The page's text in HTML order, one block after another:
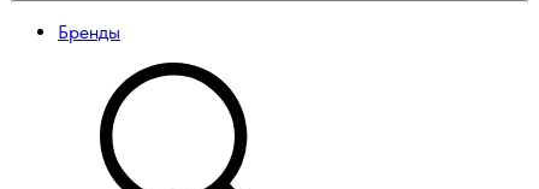
Бренды